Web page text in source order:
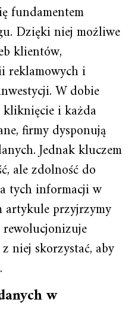
fundamentem
Dzięki niej możliwe
klientów,
reklamowych i
W dobie
i każda
firmy dysponują
Jednak kluczem
ale zdolność do
tych informacji w
artykule przyjrzymy
niej skorzystać, aby
w